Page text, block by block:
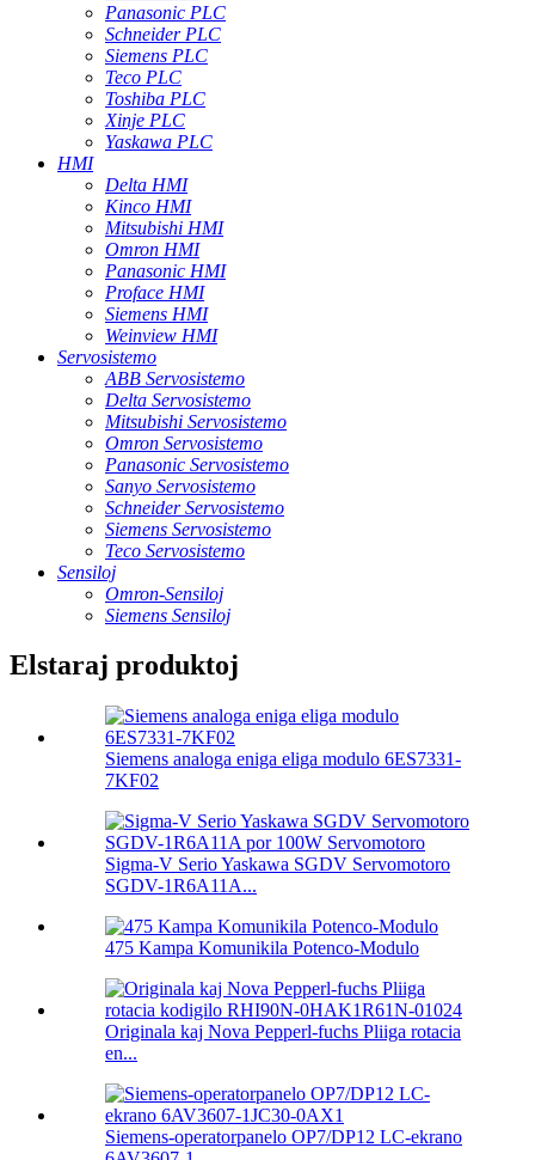
Panasonic PLC
Schneider PLC
Siemens PLC
Teco PLC
Toshiba PLC
Xinje PLC
Yaskawa PLC
HMI
Delta HMI
Kinco HMI
Mitsubishi HMI
Omron HMI
Panasonic HMI
Proface HMI
Siemens HMI
Weinview HMI
Servosistemo
ABB Servosistemo
Delta Servosistemo
Mitsubishi Servosistemo
Omron Servosistemo
Panasonic Servosistemo
Sanyo Servosistemo
Schneider Servosistemo
Siemens Servosistemo
Teco Servosistemo
Sensiloj
Omron-Sensiloj
Siemens Sensiloj
Elstaraj produktoj
Siemens analoga eniga eliga modulo 6ES7331-
7KF02
Sigma-V Serio Yaskawa SGDV Servomotoro
SGDV-1R6A11A...
475 Kampa Komunikila Potenco-Modulo
Originala kaj Nova Pepperl-fuchs Pliiga rotacia
en...
Siemens-operatorpanelo OP7/DP12 LC-ekrano